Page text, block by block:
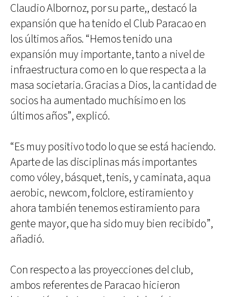
Claudio Albornoz, por su parte,, destacó la
expansión que ha tenido el Club Paracao en
los últimos años. “Hemos tenido una
expansión muy importante, tanto a nivel de
infraestructura como en lo que respecta a la
masa societaria. Gracias a Dios, la cantidad de
socios ha aumentado muchísimo en los
últimos años”, explicó.
“Es muy positivo todo lo que se está haciendo.
Aparte de las disciplinas más importantes
como vóley, básquet, tenis, y caminata, aqua
aerobic, newcom, folclore, estiramiento y
ahora también tenemos estiramiento para
gente mayor, que ha sido muy bien recibido”,
añadió.
Con respecto a las proyecciones del club,
ambos referentes de Paracao hicieron